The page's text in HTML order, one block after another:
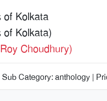
of Kolkata
of Kolkata)
Choudhury)
Category: anthology |